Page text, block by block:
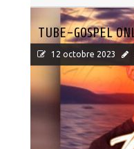
TUBE-GOSPEL
12 octobre 2023